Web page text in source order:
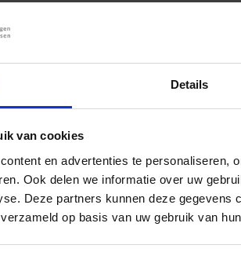
Details
van cookies
en advertenties te personaliseren,
Ook delen we informatie over uw
Deze partners kunnen deze gegevens
op basis van uw gebruik van
gedrag
in de Organisatie